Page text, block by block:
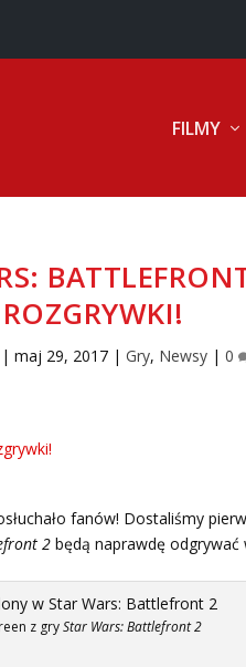
FILMY
ROZGRYWKI!
|maj 29, 2017 |Gry, Newsy |0
fanów! Dostaliśmy
2będą naprawdę odgrywać
z gryStar Wars: Battlefront 2